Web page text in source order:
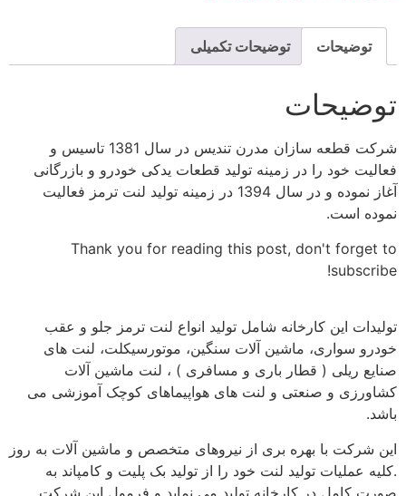
توضیحات توضیحات تکمیلی
توضیحات
شرکت قطعه سازان مدرن تندیس در سال 1381 تاسیس و
فعالیت خود را در زمینه تولید قطعات یدکی خودرو و بازرگانی
آغاز نموده و در سال 1394 در زمینه تولید لنت ترمز فعالیت
نموده است.
Thank you for reading this post, don't forget to
subscribe!
تولیدات این کارخانه شامل تولید انواع لنت ترمز جلو و عقب
خودرو سواری، ماشین آلات سنگین، موتورسیکلت، لنت های
صنایع ریلی ( قطار باری و مسافری ) ، لنت ماشین آلات
کشاورزی و صنعتی و لنت های هواپیماهای کوچک آموزشی می
باشد.
این شرکت با بهره بری از نیروهای متخصص و ماشین آلات به روز
.کلیه عملیات تولید لنت خود را از تولید بک پلیت و کامپاند به
صورت کامل در کارخانه تولید می نماید و فرمول این شرکت